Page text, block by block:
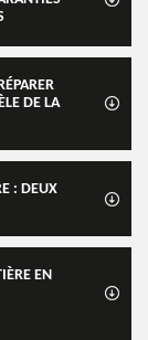
DE LA
: DEUX
EN